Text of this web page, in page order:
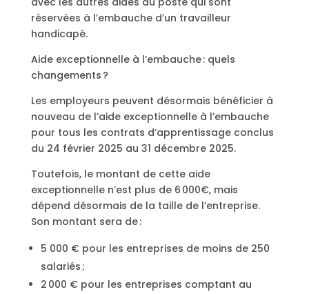
réservées à l’embauche d’un travailleur
handicapé.
Aide exceptionnelle à l’embauche : quels
changements ?
Les employeurs peuvent désormais bénéficier à
nouveau de l’aide exceptionnelle à l’embauche
pour tous les contrats d’apprentissage conclus
du 24 février 2025 au 31 décembre 2025.
Toutefois, le montant de cette aide
exceptionnelle n’est plus de 6 000€, mais
dépend désormais de la taille de l’entreprise.
Son montant sera de :
5 000 € pour les entreprises de moins de 250
salariés ;
2 000 € pour les entreprises comptant au